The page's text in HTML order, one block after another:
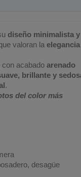
diseño minimalista y
valoran la
con acabadoarenado
brillante y
.
del color más
desagüe